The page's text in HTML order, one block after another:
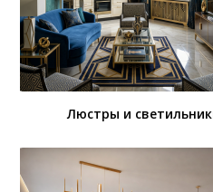
Люстры и